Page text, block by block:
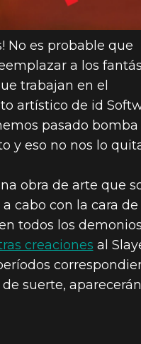
No es probable que
a los
trabajan en el
artístico de id
pasado bomba
y eso no nos lo
obra de arte que
cabo con la cara
todos los
creaciones al
suerte,